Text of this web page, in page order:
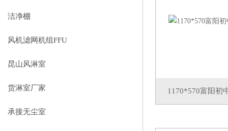
洁净棚
风机滤网机组FFU
昆山风淋室
货淋室厂家
承接无尘室
1170*570富阳初